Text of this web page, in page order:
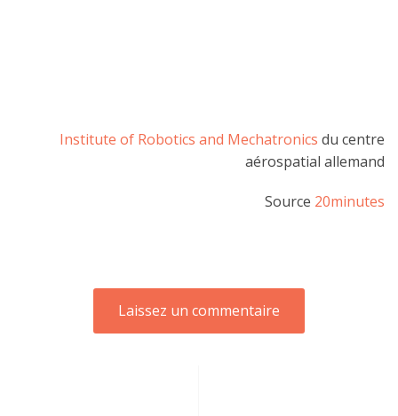
Institute of Robotics and Mechatronics du centre
aérospatial allemand
Source 20minutes